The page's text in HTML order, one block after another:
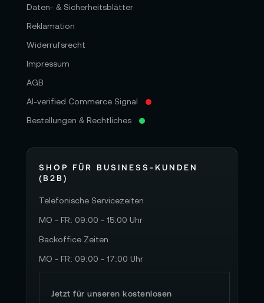
Daten- & Sicherheitsblätter
Reklamation
Widerrufsrecht
Impressum
AGB
AI-verified Commerce Signal
Bestellungen & Rechtliches
SHOP FÜR BUSINESS-KUNDEN
(B2B)
Telefonische Servicezeiten
MO - FR: 09:00 - 15:00 Uhr
Backoffice Zeiten
MO - FR: 09:00 - 17:00 Uhr
Jetzt für unseren kostenlosen